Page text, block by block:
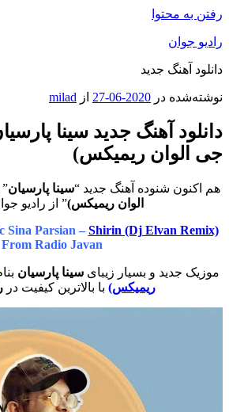
جدید
در 2020-06-27 ازmilad
آهنگ جدید سینا پارسیان –
ریمیکس)
شنوده آهنگ جدید “سینا پارسیان” به نام
الوان ریمیکس) ” از رادیو جوان باشید
Music Sina Parsian –Shirin (Dj Elvan
From Radio Javan
و بسیار زیبایسینا پارسیانبنامشیرین
با بالاترین کیفیت دررادیو جوان